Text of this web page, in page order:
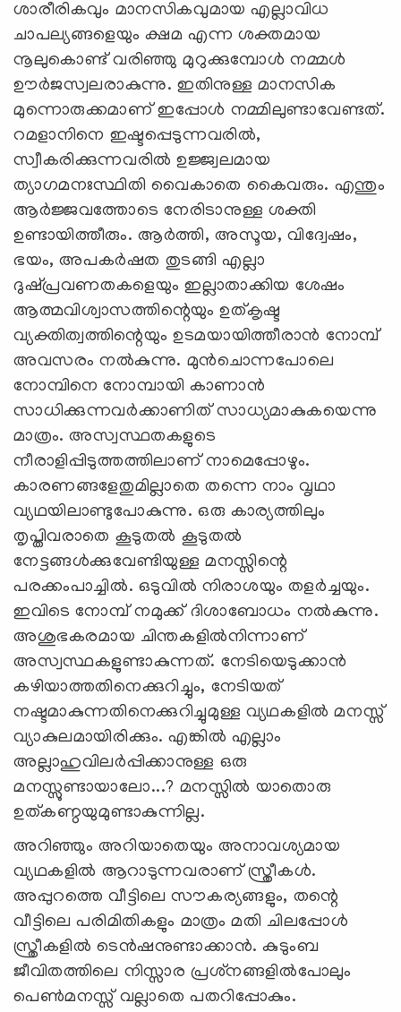
ശാരീരികവും മാനസികവുമായ എല്ലാവിധ
ചാപല്യങ്ങളെയും ക്ഷമ എന്ന ശക്തമായ
നൂലുകൊണ്ട് വരിഞ്ഞു മുറുക്കുമ്പോള്‍ നമ്മള്‍
ഊര്‍ജസ്വലരാകുന്നു. ഇതിനുള്ള മാനസിക
മുന്നൊരുക്കമാണ് ഇപ്പോള്‍ നമ്മിലുണ്ടാവേണ്ടത്.
റമളാനിനെ ഇഷ്ടപ്പെടുന്നവരില്‍,
സ്വീകരിക്കുന്നവരില്‍ ഉജ്ജ്വലമായ
ത്യാഗമനഃസ്ഥിതി വൈകാതെ കൈവരും. എന്തും
ആര്‍ജ്ജവത്തോടെ നേരിടാനുള്ള ശക്തി
ഉണ്ടായിത്തീരും. ആര്‍ത്തി, അസൂയ, വിദ്വേഷം,
ഭയം, അപകര്‍ഷത തുടങ്ങി എല്ലാ
ദുഷ്പ്രവണതകളെയും ഇല്ലാതാക്കിയ ശേഷം
ആത്മവിശ്വാസത്തിന്റെയും ഉത്കൃഷ്ട
വ്യക്തിത്വത്തിന്റെയും ഉടമയായിത്തീരാന്‍ നോമ്പ്
അവസരം നല്‍കുന്നു. മുന്‍ചൊന്നപോലെ
നോമ്പിനെ നോമ്പായി കാണാന്‍
സാധിക്കുന്നവര്‍ക്കാണിത് സാധ്യമാകുകയെന്നു
മാത്രം. അസ്വസ്ഥതകളുടെ
നീരാളിപ്പിടുത്തത്തിലാണ് നാമെപ്പോഴും.
കാരണങ്ങളേതുമില്ലാതെ തന്നെ നാം വൃഥാ
വ്യഥയിലാണ്ടുപോകുന്നു. ഒരു കാര്യത്തിലും
തൃപ്തിവരാതെ കൂടുതല്‍ കൂടുതല്‍
നേട്ടങ്ങള്‍ക്കുവേണ്ടിയുള്ള മനസ്സിന്റെ
പരക്കംപാച്ചില്‍. ഒടുവില്‍ നിരാശയും തളര്‍ച്ചയും.
ഇവിടെ നോമ്പ് നമുക്ക് ദിശാബോധം നല്‍കുന്നു.
അശുഭകരമായ ചിന്തകളില്‍നിന്നാണ്
അസ്വസ്ഥകളുണ്ടാകുന്നത്. നേടിയെടുക്കാന്‍
കഴിയാത്തതിനെക്കുറിച്ചും, നേടിയത്
നഷ്ടമാകുന്നതിനെക്കുറിച്ചുമുള്ള വ്യഥകളില്‍ മനസ്സ്
വ്യാകുലമായിരിക്കും. എങ്കില്‍ എല്ലാം
അല്ലാഹുവിലര്‍പ്പിക്കാനുള്ള ഒരു
മനസ്സുണ്ടായാലോ...? മനസ്സില്‍ യാതൊരു
ഉത്കണ്ഠയുമുണ്ടാകുന്നില്ല.
അറിഞ്ഞും അറിയാതെയും അനാവശ്യമായ
വ്യഥകളില്‍ ആറാടുന്നവരാണ് സ്ത്രീകള്‍.
അപ്പുറത്തെ വീട്ടിലെ സൗകര്യങ്ങളും, തന്റെ
വീട്ടിലെ പരിമിതികളും മാത്രം മതി ചിലപ്പോള്‍
സ്ത്രീകളില്‍ ടെന്‍ഷനുണ്ടാക്കാന്‍. കുടുംബ
ജീവിതത്തിലെ നിസ്സാര പ്രശ്‌നങ്ങളില്‍പോലും
പെണ്‍മനസ്സ് വല്ലാതെ പതറിപ്പോകും.